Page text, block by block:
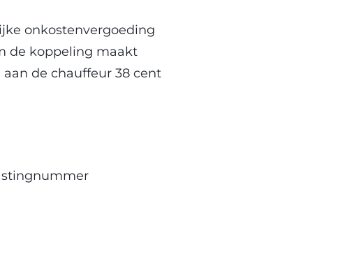
onkostenvergoeding
de koppeling maakt
de chauffeur 38 cent